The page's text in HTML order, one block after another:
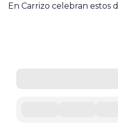
En Carrizo celebran estos